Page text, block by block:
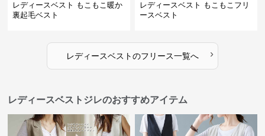
レディースベスト もこもこ暖か
裏起毛ベスト
レディースベスト もこもこフリ
ースベスト
レディースベストのフリース一覧へ ›
レディースベストジレのおすすめアイテム